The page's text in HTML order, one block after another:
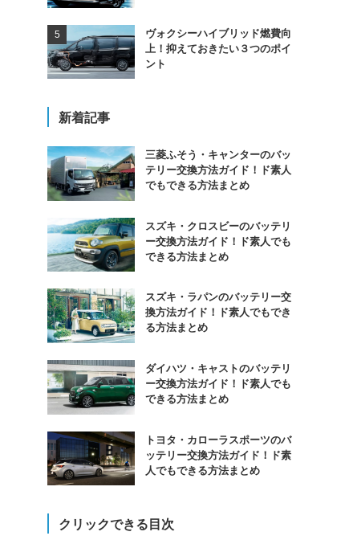
ヴォクシーハイブリッド燃費向
上！抑えておきたい３つのポイ
ント
新着記事
三菱ふそう・キャンターのバッ
テリー交換方法ガイド！ド素人
でもできる方法まとめ
スズキ・クロスビーのバッテリ
ー交換方法ガイド！ド素人でも
できる方法まとめ
スズキ・ラパンのバッテリー交
換方法ガイド！ド素人でもでき
る方法まとめ
ダイハツ・キャストのバッテリ
ー交換方法ガイド！ド素人でも
できる方法まとめ
トヨタ・カローラスポーツのバ
ッテリー交換方法ガイド！ド素
人でもできる方法まとめ
クリックできる目次